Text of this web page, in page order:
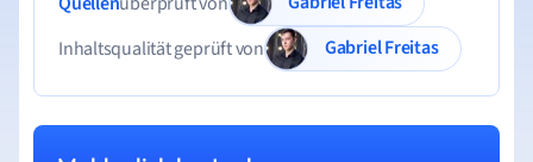
Inhaltsqualität geprüft von
Gabriel Freitas